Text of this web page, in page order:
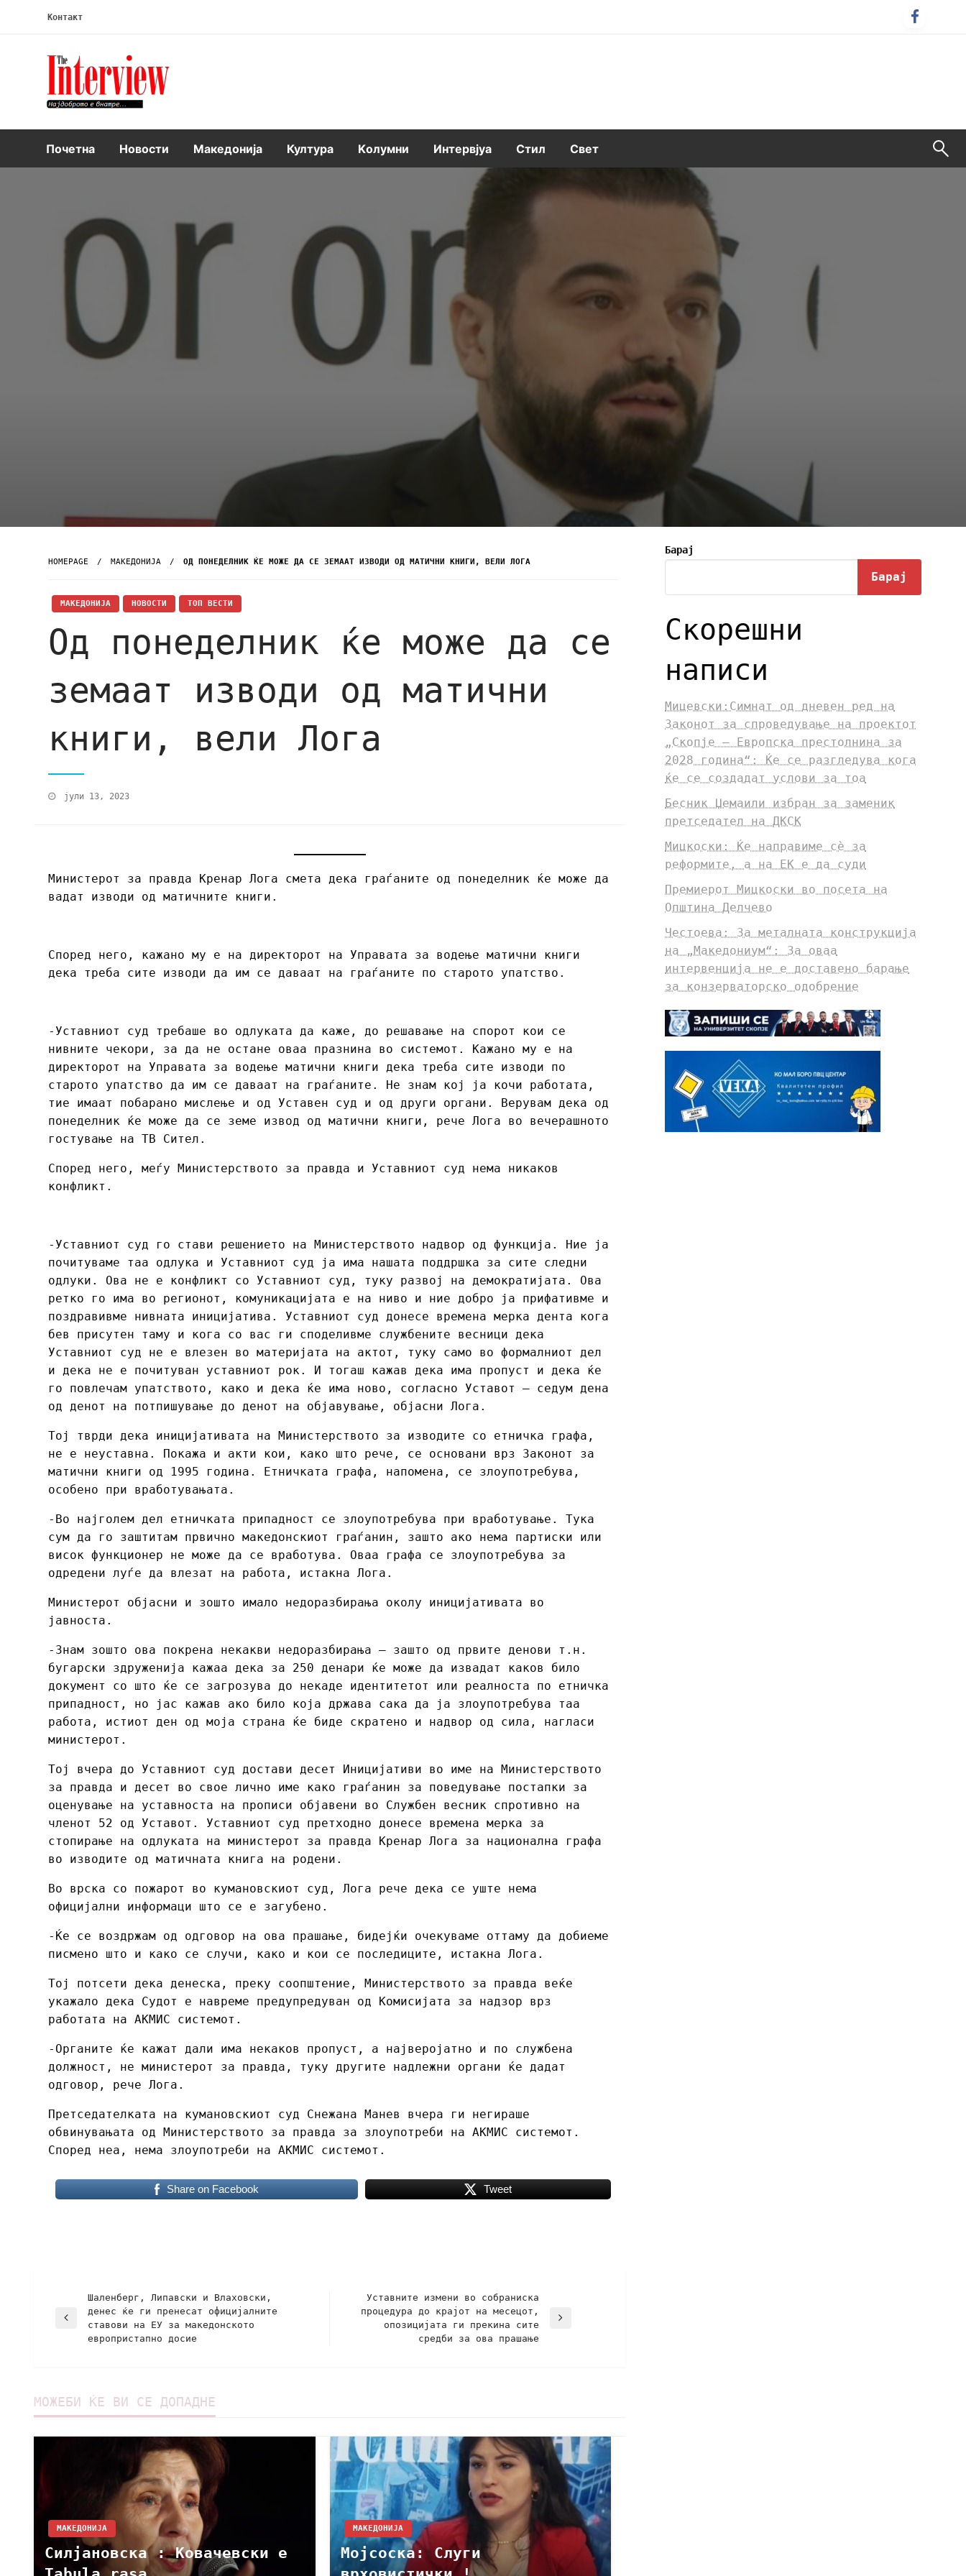
Контакт
Интервју
Почетна Новости Македонија Култура Kолумни Интервјуа Стил Свет
HOMEPAGE МАКЕДОНИЈА ОД ПОНЕДЕЛНИК ЌЕ МОЖЕ ДА СЕ ЗЕМААТ ИЗВОДИ ОД МАТИЧНИ КНИГИ, ВЕЛИ ЛОГА
МАКЕДОНИЈА НОВОСТИ ТОП ВЕСТИ
Од понеделник ќе може да се
земаат изводи од матични
книги, вели Лога
јули 13, 2023
Министерот за правда Кренар Лога смета дека граѓаните од понеделник ќе може да
вадат изводи од матичните книги.
Според него, кажано му е на директорот на Управата за водење матични книги
дека треба сите изводи да им се даваат на граѓаните по старото упатство.
-Уставниот суд требаше во одлуката да каже, до решавање на спорот кои се
нивните чекори, за да не остане оваа празнина во системот. Кажано му е на
директорот на Управата за водење матични книги дека треба сите изводи по
старото упатство да им се даваат на граѓаните. Не знам кој ја кочи работата,
тие имаат побарано мислење и од Уставен суд и од други органи. Верувам дека од
понеделник ќе може да се земе извод од матични книги, рече Лога во вечерашното
гостување на ТВ Сител.
Според него, меѓу Министерството за правда и Уставниот суд нема никаков
конфликт.
-Уставниот суд го стави решението на Министерството надвор од функција. Ние ја
почитуваме таа одлука и Уставниот суд ја има нашата поддршка за сите следни
одлуки. Ова не е конфликт со Уставниот суд, туку развој на демократијата. Ова
ретко го има во регионот, комуникацијата е на ниво и ние добро ја прифативме и
поздравивме нивната иницијатива. Уставниот суд донесе времена мерка дента кога
бев присутен таму и кога со вас ги споделивме службените весници дека
Уставниот суд не е влезен во материјата на актот, туку само во формалниот дел
и дека не е почитуван уставниот рок. И тогаш кажав дека има пропуст и дека ќе
го повлечам упатството, како и дека ќе има ново, согласно Уставот – седум дена
од денот на потпишување до денот на објавување, објасни Лога.
Тој тврди дека иницијативата на Министерството за изводите со етничка графа,
не е неуставна. Покажа и акти кои, како што рече, се основани врз Законот за
матични книги од 1995 година. Етничката графа, напомена, се злоупотребува,
особено при вработувањата.
-Во најголем дел етничката припадност се злоупотребува при вработување. Тука
сум да го заштитам првично македонскиот граѓанин, зашто ако нема партиски или
висок функционер не може да се вработува. Оваа графа се злоупотребува за
одредени луѓе да влезат на работа, истакна Лога.
Министерот објасни и зошто имало недоразбирања околу иницијативата во
јавноста.
-Знам зошто ова покрена некакви недоразбирања – зашто од првите денови т.н.
бугарски здруженија кажаа дека за 250 денари ќе може да извадат каков било
документ со што ќе се загрозува до некаде идентитетот или реалноста по етничка
припадност, но јас кажав ако било која држава сака да ја злоупотребува таа
работа, истиот ден од моја страна ќе биде скратено и надвор од сила, нагласи
министерот.
Тој вчера до Уставниот суд достави десет Иницијативи во име на Министерството
за правда и десет во свое лично име како граѓанин за поведување постапки за
оценување на уставноста на прописи објавени во Службен весник спротивно на
членот 52 од Уставот. Уставниот суд претходно донесе времена мерка за
стопирање на одлуката на министерот за правда Кренар Лога за национална графа
во изводите од матичната книга на родени.
Во врска со пожарот во кумановскиот суд, Лога рече дека се уште нема
официјални информаци што се е загубено.
-Ќе се воздржам од одговор на ова прашање, бидејќи очекуваме оттаму да добиеме
писмено што и како се случи, како и кои се последиците, истакна Лога.
Тој потсети дека денеска, преку соопштение, Министерството за правда веќе
укажало дека Судот е навреме предупредуван од Комисијата за надзор врз
работата на АКМИС системот.
-Органите ќе кажат дали има некаков пропуст, а најверојатно и по службена
должност, не министерот за правда, туку другите надлежни органи ќе дадат
одговор, рече Лога.
Претседателката на кумановскиот суд Снежана Манев вчера ги негираше
обвинувањата од Министерството за правда за злоупотреби на АКМИС системот.
Според неа, нема злоупотреби на АКМИС системот.
Share on Facebook Tweet
Шаленберг, Липавски и Влаховски,
денес ќе ги пренесат официјалните
ставови на ЕУ за македонското
европристапно досие
Уставните измени во собраниска
процедура до крајот на месецот,
опозицијата ги прекина сите
средби за ова прашање
МОЖЕБИ ЌЕ ВИ СЕ ДОПАДНЕ
МАКЕДОНИЈА
Силјановска : Ковачевски е
МАКЕДОНИЈА
Мојсоска: Слуги
Барај
Барај
Скорешни
написи
Мицевски:Симнат од дневен ред на
Законот за спроведување на проектот
„Скопје – Европска престолнина за
2028 година“: Ќе се разгледува кога
ќе се создадат услови за тоа
Бесник Џемаили избран за заменик
претседател на ДКСК
Мицкоски: Ќе направиме сè за
реформите, а на ЕК е да суди
Премиерот Мицкоски во посета на
Општина Делчево
Честоева: За металната конструкција
на „Македониум“: За оваа
интервенција не е доставено барање
за конзерваторско одобрение